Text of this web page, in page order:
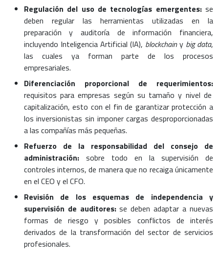
Regulación del uso de tecnologías emergentes:se
deben regular las herramientas utilizadas en la
preparación y auditoría de información financiera,
incluyendo Inteligencia Artificial (IA), blockchainy big data,
las cuales ya forman parte de los procesos
empresariales.
Diferenciación proporcional de requerimientos:
requisitos para empresas según su tamaño y nivel de
capitalización, esto con el fin de garantizar protección a
los inversionistas sin imponer cargas desproporcionadas
a las compañías más pequeñas.
Refuerzo de la responsabilidad del consejo de
administración:sobre todo en la supervisión de
controles internos, de manera que no recaiga únicamente
en el CEO y el CFO.
Revisión de los esquemas de independencia y
supervisión de auditores:se deben adaptar a nuevas
formas de riesgo y posibles conflictos de interés
derivados de la transformación del sector de servicios
profesionales.